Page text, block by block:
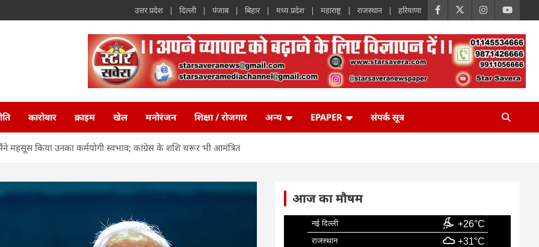
उत्तर प्रदेश दिल्ली पंजाब बिहार मध्य प्रदेश महाराष्ट्र राजस्थान हरियाणा
कारोबार क्राइम खेल मनोरंजन शिक्षा / रोजगार अन्य EPAPER संपर्क सूत्र
महसूस किया उनका कर्मयोगी स्वभाव; कांग्रेस के शशि थरूर भी आमंत्रित
आज का मौषम
नई दिल्ली +26°C
राजस्थान +31°C